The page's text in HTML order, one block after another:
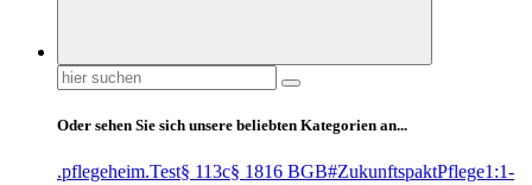
Suchen
nach:
Oder sehen Sie sich unsere beliebten Kategorien an...
.pflegeheim.Test§ 113c§ 1816 BGB#ZukunftspaktPflege1:1-